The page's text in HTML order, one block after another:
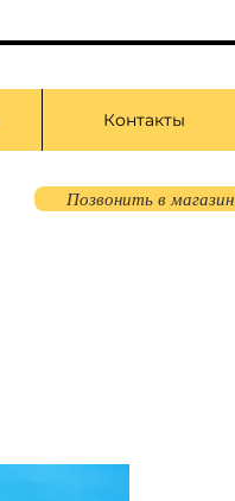
Контакты
Позвонить в магазин